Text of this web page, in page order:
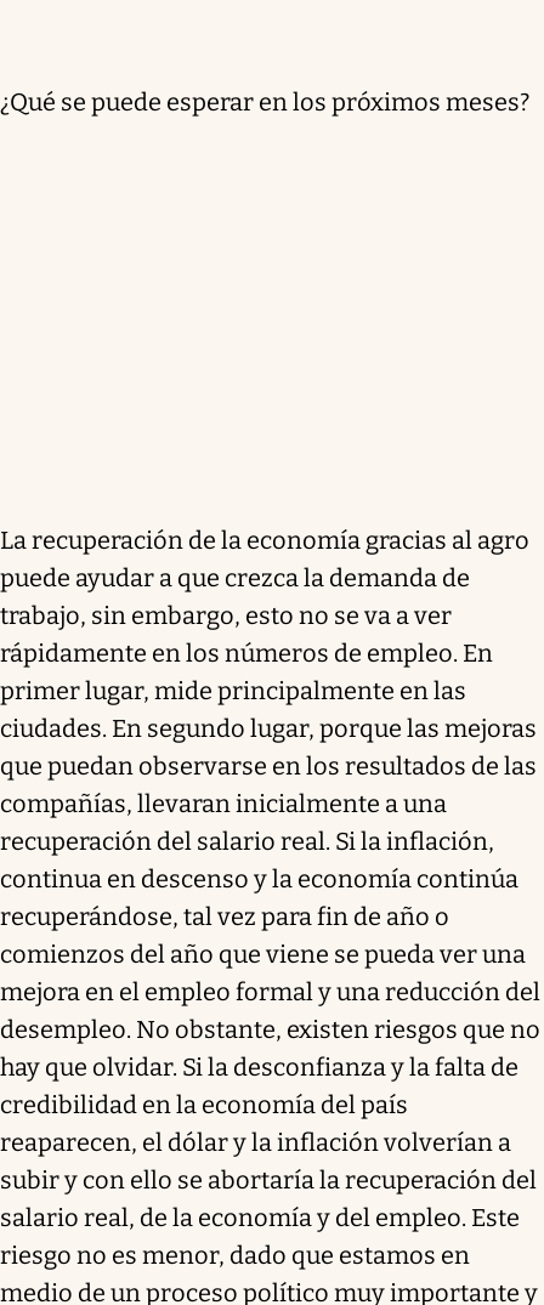
¿Qué se puede esperar en los próximos meses?
La recuperación de la economía gracias al agro
puede ayudar a que crezca la demanda de
trabajo, sin embargo, esto no se va a ver
rápidamente en los números de empleo. En
primer lugar, mide principalmente en las
ciudades. En segundo lugar, porque las mejoras
que puedan observarse en los resultados de las
compañías, llevaran inicialmente a una
recuperación del salario real. Si la inflación,
continua en descenso y la economía continúa
recuperándose, tal vez para fin de año o
comienzos del año que viene se pueda ver una
mejora en el empleo formal y una reducción del
desempleo. No obstante, existen riesgos que no
hay que olvidar. Si la desconfianza y la falta de
credibilidad en la economía del país
reaparecen, el dólar y la inflación volverían a
subir y con ello se abortaría la recuperación del
salario real, de la economía y del empleo. Este
riesgo no es menor, dado que estamos en
medio de un proceso político muy importante y